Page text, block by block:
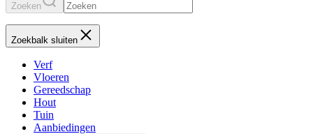
Zoeken
Zoekbalk sluiten
Verf
Vloeren
Gereedschap
Hout
Tuin
Aanbiedingen